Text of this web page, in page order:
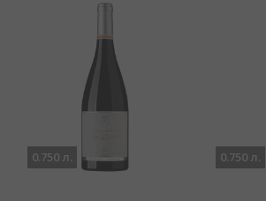
0.750 л. 0.750 л.